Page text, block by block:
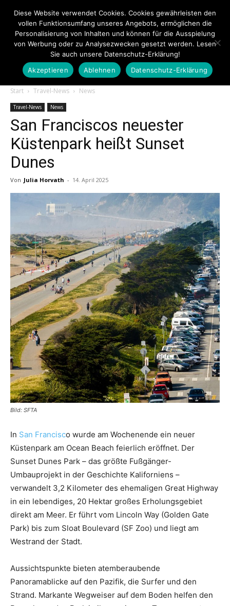
Touristiknews.de
|
und
Reiseempfehlungen.
Start Travel-News News
Travel-News News
San Franciscos neuester
Küstenpark heißt Sunset
Dunes
Von Julia Horvath - 14. April 2025
Bild: SFTA
In San Francisco wurde am Wochenende ein neuer
Küstenpark am Ocean Beach feierlich eröffnet. Der
Sunset Dunes Park – das größte Fußgänger-
Umbauprojekt in der Geschichte Kaliforniens –
verwandelt 3,2 Kilometer des ehemaligen Great Highway
in ein lebendiges, 20 Hektar großes Erholungsgebiet
direkt am Meer. Er führt vom Lincoln Way (Golden Gate
Park) bis zum Sloat Boulevard (SF Zoo) und liegt am
Westrand der Stadt.
Aussichtspunkte bieten atemberaubende
Panoramablicke auf den Pazifik, die Surfer und den
Strand. Markante Wegweiser auf dem Boden helfen den
Diese Website verwendet Cookies. Cookies gewährleisten den
vollen Funktionsumfang unseres Angebots, ermöglichen die
Personalisierung von Inhalten und können für die Ausspielung
von Werbung oder zu Analysezwecken gesetzt werden. Lesen
Sie auch unsere Datenschutz-Erklärung!
Akzeptieren
Ablehnen Datenschutz-Erklärung